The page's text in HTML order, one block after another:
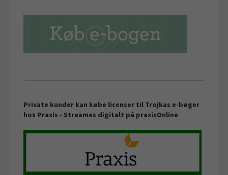
Private kunder kan købe licenser til Trojkas e-bøger
hos Praxis - Streames digitalt på praxisOnline